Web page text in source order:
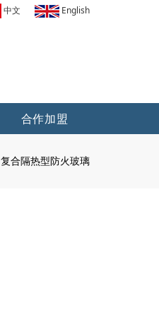
中文 English
合作加盟
复合隔热型防火玻璃